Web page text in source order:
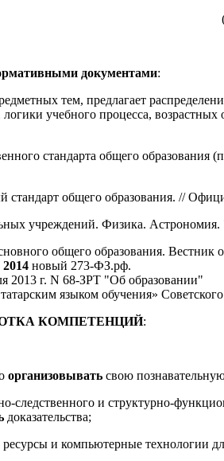
документами:
тем, предлагает
учебного процесса,
стандарта общего
стандарт общего образования. //
учреждений. Физика.
общего образования. Вестник
2014 новый 273-ФЗ.рф.
2013 г. N 68-ЗРТ "Об образовании"
языком обучения» Советского
КОМПЕТЕНЦИЙ:
организовывать свою
следственного и структурно-
доказательства;
ресурсы и компьютерные технологии